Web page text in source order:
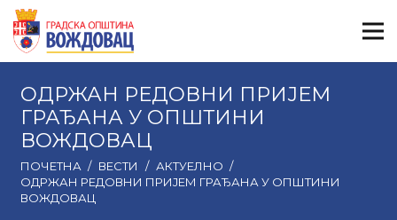
ОДРЖАН РЕДОВНИ ПРИЈЕМ
ГРАЂАНА У ОПШТИНИ
ВОЖДОВАЦ
ПОЧЕТНА / ВЕСТИ / АКТУЕЛНО /
ОДРЖАН РЕДОВНИ ПРИЈЕМ ГРАЂАНА У ОПШТИНИ
ВОЖДОВАЦ